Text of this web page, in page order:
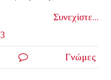
Συνεχίστε...
Γνώμες